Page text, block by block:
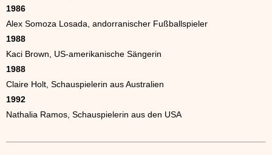
1986
Alex Somoza Losada, andorranischer Fußballspieler
1988
Kaci Brown, US-amerikanische Sängerin
1988
Claire Holt, Schauspielerin aus Australien
1992
Nathalia Ramos, Schauspielerin aus den USA